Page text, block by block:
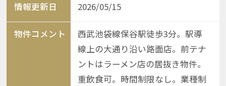
情報更新日 2026/05/15
物件コメント
西武池袋線保谷駅徒歩3分。駅導
線上の大通り沿い路面店。前テナ
ントはラーメン店の居抜き物件。
重飲食可。時間制限なし。業種制